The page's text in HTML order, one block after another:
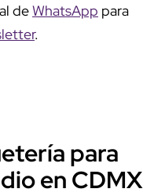
deWhatsApp para
.
para
en CDMX